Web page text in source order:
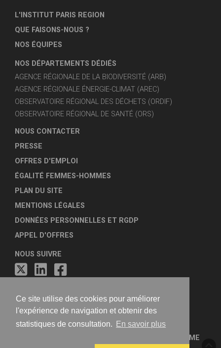
Ce site utilise des cookies pour améliorer
l'expérience de navigation et obtenir des
statistiques de consultation.
En savoir plus
L'INSTITUT PARIS REGION
QUE FAISONS-NOUS ?
NOS ÉQUIPES
NOS DÉPARTEMENTS DÉDIÉS
AGENCE RÉGIONALE DE LA BIODIVERSITÉ (ARB)
AGENCE RÉGIONALE ÉNERGIE-CLIMAT (AREC)
OBSERVATOIRE RÉGIONAL DES DÉCHETS (ORDIF)
OBSERVATOIRE RÉGIONAL DE SANTÉ (ORS)
NOUS CONTACTER
PRESSE
OFFRES D'EMPLOI
ÉGALITÉ FEMMES-HOMMES
PLAN DU SITE
MENTIONS LÉGALES
DONNÉES PERSONNELLES ET RGDP
APPEL D'OFFRES
NOUS SUIVRE
FÉDÉRATION NATIONALE DES AGENCES D'URBANISME